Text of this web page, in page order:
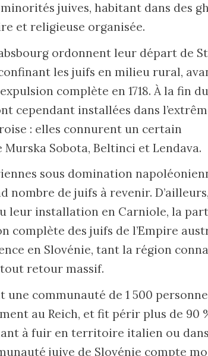
juives, habitant dans des
et religieuse organisée.
ordonnent leur départ de
les juifs en milieu rural,
complète en 1718. À la fin
cependant installées dans
: elles connurent un certain
Sobota, Beltinci et Lendava.
sous domination
nombre de juifs à revenir. D’ailleurs,
leur installation en Carniole, la
complète des juifs de l’Empire
en Slovénie, tant la région
retour massif.
communauté de 1 500
au Reich, et fit périr plus de 90
à fuir en territoire italien ou
juive de Slovénie compte